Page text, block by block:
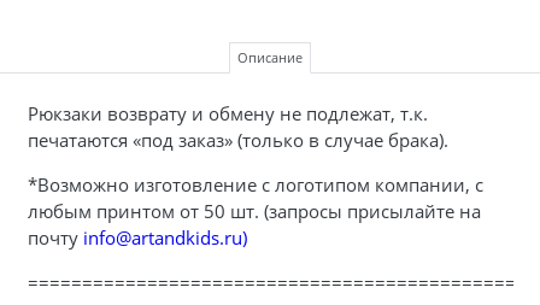
Описание
Рюкзаки возврату и обмену не подлежат, т.к.
печатаются «под заказ» (только в случае брака).
*Возможно изготовление с логотипом компании, с
любым принтом от 50 шт. (запросы присылайте на
почту info@artandkids.ru)
===============================================